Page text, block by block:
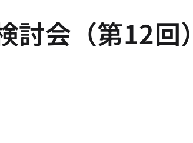
会（第12回）